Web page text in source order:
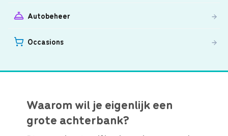
Autobeheer
Occasions
Waarom wil je eigenlijk een
grote achterbank?